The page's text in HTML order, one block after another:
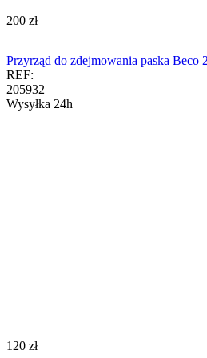
‍200‍ zł
Przyrząd do zdejmowania paska Beco
REF:
205932
Wysyłka 24h
‍120‍ zł